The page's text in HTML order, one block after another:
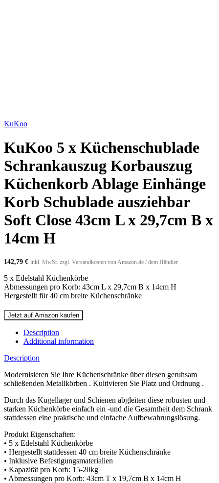
KuKoo
KuKoo 5 x Küchenschublade
Schrankauszug Korbauszug
Küchenkorb Ablage Einhänge
Korb Schublade ausziehbar
Soft Close 43cm L x 29,7cm B x
14cm H
142,79 € inkl. MwSt. zzgl. Versandkosten von Amazon.de / dem Händler
5 x Edelstahl Küchenkörbe
Abmessungen pro Korb: 43cm L x 29,7cm B x 14cm H
Hergestellt für 40 cm breite Küchenschränke
Jetzt auf Amazon kaufen
Description
Additional information
Description
Modernisieren Sie Ihre Küchenschränke über diesen geruhsam
schließenden Metallkörben . Kultivieren Sie Platz und Ordnung .
Durch das Kugellager und Schienen abgleiten diese robusten und
starken Küchenkörbe einfach ein -und die Gesamtheit dem Schrank
stattdessen eine praktische und einfache Aufbewahrungslösung.
Produkt Eigenschaften:
• 5 x Edelstahl Küchenkörbe
• Hergestellt stattdessen 40 cm breite Küchenschränke
• Inklusive Befestigungsmaterialien
• Kapazität pro Korb: 15-20kg
• Abmessungen pro Korb: 43cm T x 19,7cm B x 14cm H